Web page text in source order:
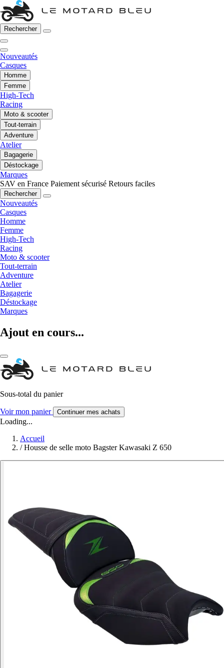
Rechercher
Nouveautés
Casques
Homme
Femme
High-Tech
Racing
Moto & scooter
Tout-terrain
Adventure
Atelier
Bagagerie
Déstockage
Marques
SAV en France Paiement sécurisé Retours faciles
Rechercher
Nouveautés
Casques
Homme
Femme
High-Tech
Racing
Moto & scooter
Tout-terrain
Adventure
Atelier
Bagagerie
Déstockage
Marques
Ajout en cours...
Sous-total du panier
Voir mon panier Continuer mes achats
Loading...
Accueil
/ Housse de selle moto Bagster Kawasaki Z 650